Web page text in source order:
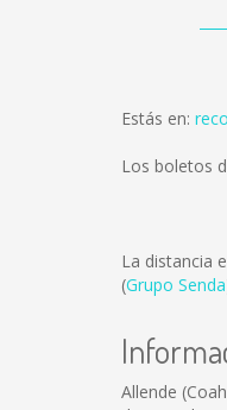
Estás en:
Los boletos
La distancia
(Grupo Senda
Allende